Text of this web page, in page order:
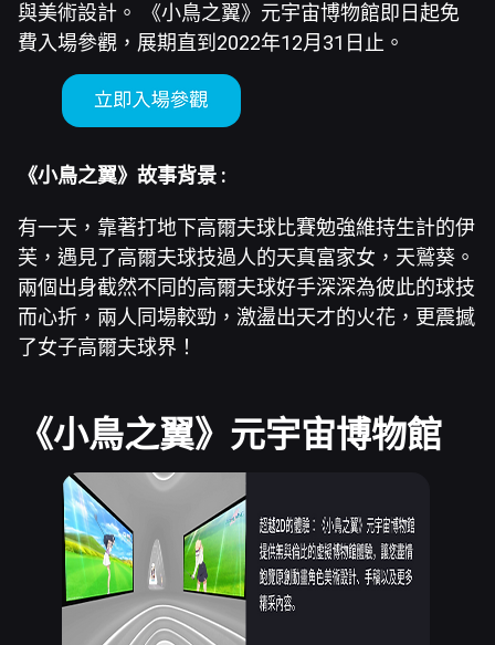
與美術設計。 《小鳥之翼》元宇宙博物館即日起免
費入場參觀，展期直到2022年12月31日止。
《小鳥之翼》故事背景 :
有一天，靠著打地下高爾夫球比賽勉強維持生計的伊
芙，遇見了高爾夫球技過人的天真富家女，天鷲葵。
兩個出身截然不同的高爾夫球好手深深為彼此的球技
而心折，兩人同場較勁，激盪出天才的火花，更震撼
了女子高爾夫球界！
《小鳥之翼》元宇宙博物館